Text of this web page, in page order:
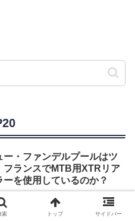
ー・ファンデルプールはツ
フランスでMTB用XTRリア
ーを使用しているのか？
・フランスとの矛盾？スマ
索 トップ サイドバー